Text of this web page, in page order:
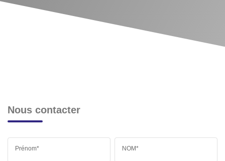
Nous contacter
Prénom* NOM*